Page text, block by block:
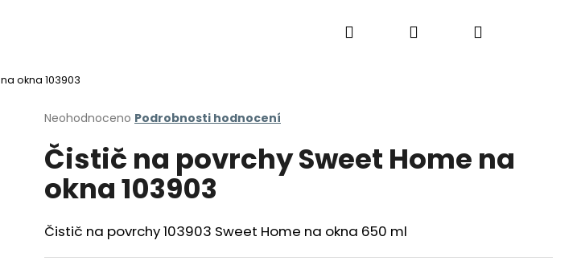
Hledat PřihlášeníNákupní
okna 103903
Průměrné
produktu
je
z
hvězdiček.
Neohodnoceno Podrobnosti hodnocení
Čistič na povrchy Sweet Home na
okna 103903
Čistič na povrchy 103903 Sweet Home na okna 650 ml
najít?
HLEDAT